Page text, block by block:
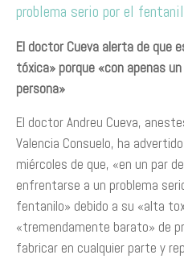
problema serio por el
El doctor Cueva alerta de que
tóxica» porque «con apenas un
persona»
El doctor Andreu Cueva,
Valencia Consuelo, ha
miércoles de que, «en un par
enfrentarse a un problema
fentanilo» debido a su «alta
«tremendamente barato» de
fabricar en cualquier parte y